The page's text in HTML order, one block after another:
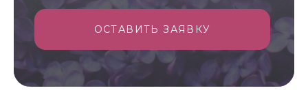
ОСТАВИТЬ ЗАЯВКУ